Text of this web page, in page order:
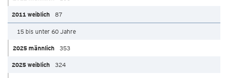
87
15 bis unter 60 Jahre
353
324